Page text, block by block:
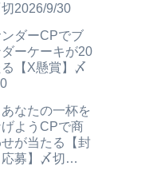
2026/9/30
ダーCPでブ
ーケーキが20
【X懸賞】〆
なたの一杯を
ようCPで商
が当たる【封
募】〆切